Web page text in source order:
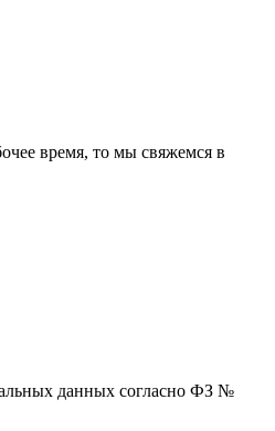
время, то мы свяжемся в
данных согласно ФЗ №